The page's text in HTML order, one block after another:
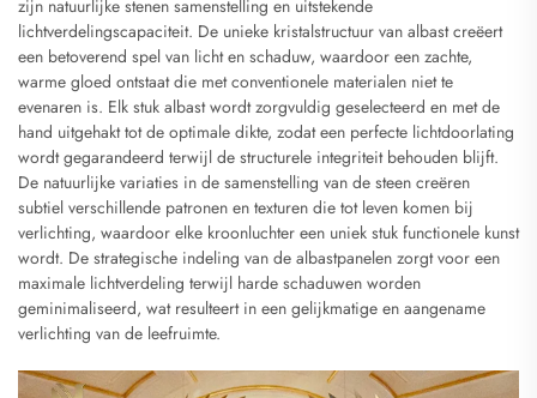
zijn natuurlijke stenen samenstelling en uitstekende
lichtverdelingscapaciteit. De unieke kristalstructuur van albast creëert
een betoverend spel van licht en schaduw, waardoor een zachte,
warme gloed ontstaat die met conventionele materialen niet te
evenaren is. Elk stuk albast wordt zorgvuldig geselecteerd en met de
hand uitgehakt tot de optimale dikte, zodat een perfecte lichtdoorlating
wordt gegarandeerd terwijl de structurele integriteit behouden blijft.
De natuurlijke variaties in de samenstelling van de steen creëren
subtiel verschillende patronen en texturen die tot leven komen bij
verlichting, waardoor elke kroonluchter een uniek stuk functionele kunst
wordt. De strategische indeling van de albastpanelen zorgt voor een
maximale lichtverdeling terwijl harde schaduwen worden
geminimaliseerd, wat resulteert in een gelijkmatige en aangename
verlichting van de leefruimte.